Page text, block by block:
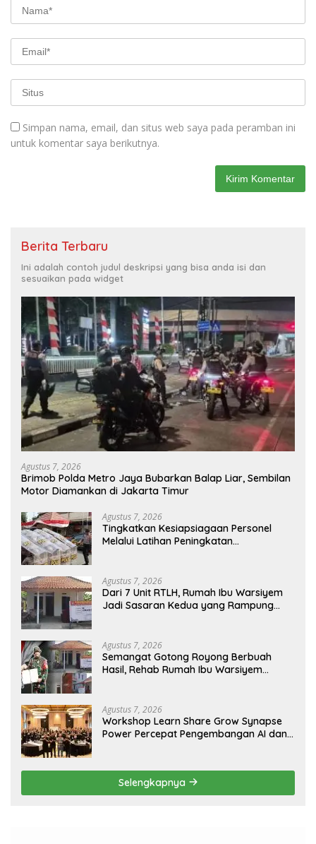
Simpan nama, email, dan situs web saya pada peramban ini
untuk komentar saya berikutnya.
Berita Terbaru
Ini adalah contoh judul deskripsi yang bisa anda isi dan
sesuaikan pada widget
Agustus 7, 2026
Brimob Polda Metro Jaya Bubarkan Balap Liar, Sembilan
Motor Diamankan di Jakarta Timur
Agustus 7, 2026
Tingkatkan Kesiapsiagaan Personel
Melalui Latihan Peningkatan
Agustus 7, 2026
Dari 7 Unit RTLH, Rumah Ibu Warsiyem
Jadi Sasaran Kedua yang Rampung
Agustus 7, 2026
Semangat Gotong Royong Berbuah
Hasil, Rehab Rumah Ibu Warsiyem
Agustus 7, 2026
Workshop Learn Share Grow Synapse
Power Percepat Pengembangan AI dan
Selengkapnya